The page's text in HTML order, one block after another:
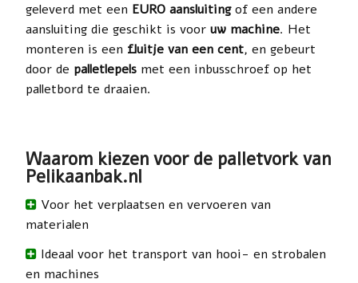
geleverd met een EURO aansluitingof een andere
aansluiting die geschikt is voor uw machine. Het
monteren is een fluitje van een cent, en gebeurt
door de palletlepels met een inbusschroef op het
palletbord te draaien.
Waarom kiezen voor de palletvork van
Pelikaanbak.nl
Voor het verplaatsen en vervoeren van
materialen
Ideaal voor het transport van hooi- en strobalen
en machines